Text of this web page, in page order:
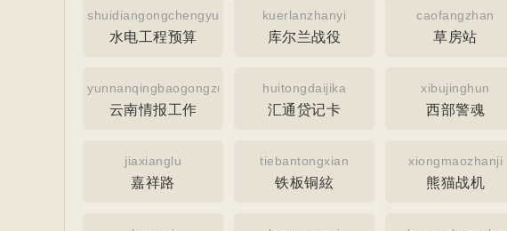
shuidiangongchengyusuan
水电工程预算
kuerlanzhanyi
库尔兰战役
caofangzhan
草房站
yunnanqingbaogongzuo
云南情报工作
huitongdaijika
汇通贷记卡
xibujinghun
西部警魂
jiaxianglu
嘉祥路
tiebantongxian
铁板铜絃
xiongmaozhanji
熊猫战机